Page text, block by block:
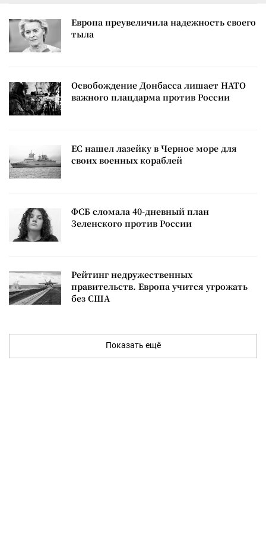
Европа преувеличила надежность своего
тыла
Освобождение Донбасса лишает НАТО
важного плацдарма против России
ЕС нашел лазейку в Черное море для
своих военных кораблей
ФСБ сломала 40-дневный план
Зеленского против России
Рейтинг недружественных
правительств. Европа учится угрожать
без США
Показать ещё